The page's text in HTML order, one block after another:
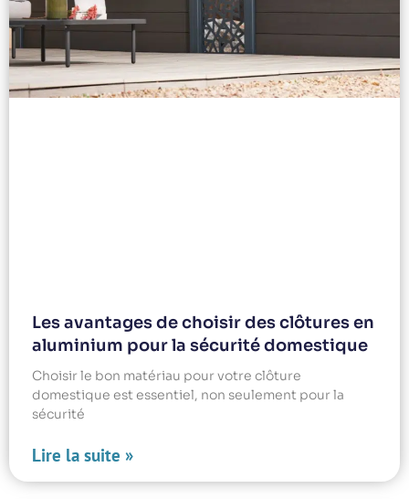
Les avantages de choisir des clôtures en
aluminium pour la sécurité domestique
Choisir le bon matériau pour votre clôture
domestique est essentiel, non seulement pour la
sécurité
Lire la suite »